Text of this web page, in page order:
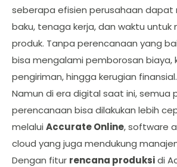
seberapa efisien perusahaan dapat
baku, tenaga kerja, dan waktu untuk
produk. Tanpa perencanaan yang
bisa mengalami pemborosan
pengiriman, hingga kerugian finansial.
Namun di era digital saat ini, semua
perencanaan bisa dilakukan lebih
melalui Accurate Online, software
cloud yang juga mendukung
Dengan fitur rencana produksidi